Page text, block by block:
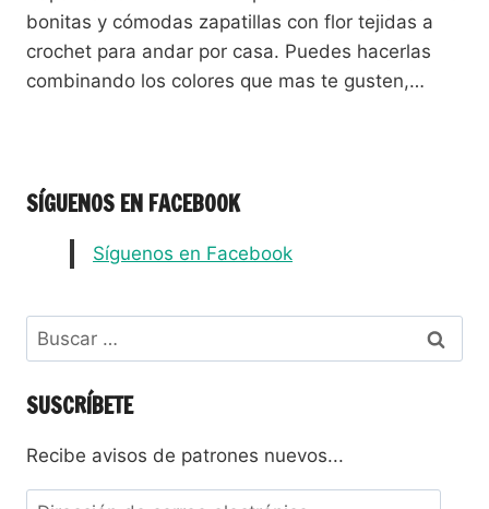
bonitas y cómodas zapatillas con flor tejidas a
crochet para andar por casa. Puedes hacerlas
combinando los colores que mas te gusten,…
SÍGUENOS EN FACEBOOK
Síguenos en Facebook
SUSCRÍBETE
Recibe avisos de patrones nuevos...